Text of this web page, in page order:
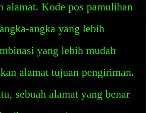
alamat. Kode pos pamulihan
angka yang lebih
yang lebih mudah
alamat tujuan pengiriman.
sebuah alamat yang benar